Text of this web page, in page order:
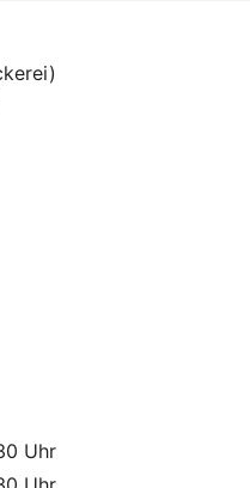
Uhr